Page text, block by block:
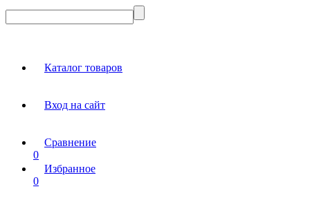
Каталог товаров
Вход на сайт
Сравнение
0
Избранное
0